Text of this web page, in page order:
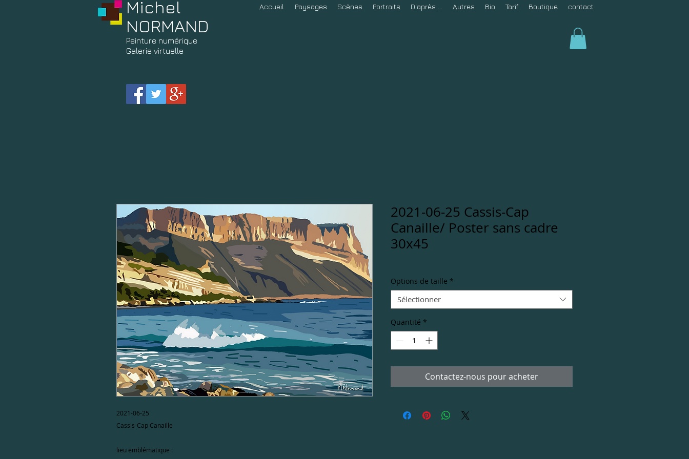
Michel
NORMAND
Peinture numérique
Galerie virtuelle
Accueil Paysages Scènes Portraits D'après ... Autres Bio Tarif Boutique contact
2021-06-25
Cassis-Cap Canaille
lieu emblématique :
2021-06-25 Cassis-Cap
Canaille/ Poster sans cadre
30x45
Options de taille *
Sélectionner
Quantité *
Contactez-nous pour acheter